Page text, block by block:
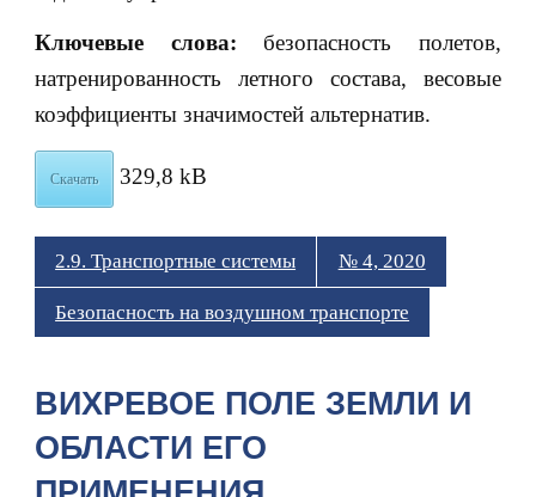
Ключевые слова: безопасность полетов,
натренированность летного состава, весовые
коэффициенты значимостей альтернатив.
Скачать 329,8 kB
2.9. Транспортные системы № 4, 2020
Безопасность на воздушном транспорте
ВИХРЕВОЕ ПОЛЕ ЗЕМЛИ И
ОБЛАСТИ ЕГО